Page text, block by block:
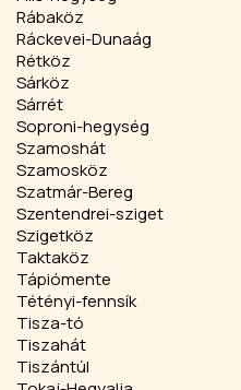
Rábaköz
Ráckevei-Dunaág
Rétköz
Sárköz
Sárrét
Soproni-hegység
Szamoshát
Szamosköz
Szatmár-Bereg
Szentendrei-sziget
Szigetköz
Taktaköz
Tápiómente
Tétényi-fennsík
Tisza-tó
Tiszahát
Tiszántúl